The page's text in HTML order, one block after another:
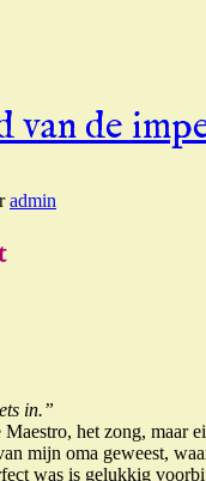
van de
admin
in.”
het zong, maar
mijn oma geweest,
was is gelukkig